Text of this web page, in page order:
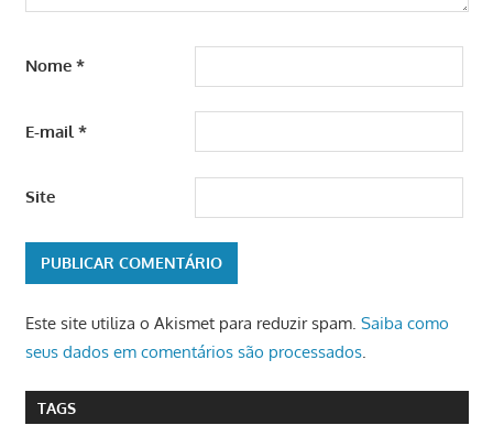
Nome *
E-mail *
Site
Este site utiliza o Akismet para reduzir spam. Saiba como
seus dados em comentários são processados.
TAGS